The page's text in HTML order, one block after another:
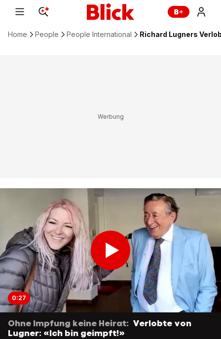
Home People People International Richard Lugners
0:27
Ohne Impfung keine Heirat: Verlobte von
Lugner: «Ich bin geimpft!»